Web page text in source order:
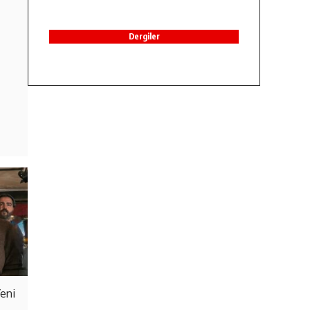
Dergiler